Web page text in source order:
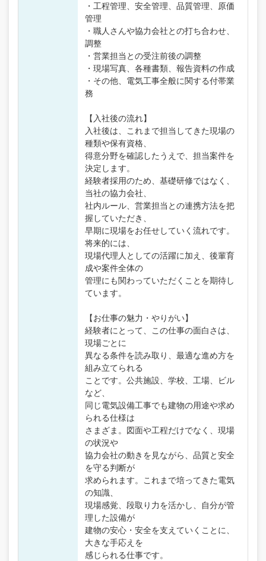
・工程管理、安全管理、品質管理、原価
管理
・職人さんや協力会社との打ち合わせ、
調整
・営業担当との受注前後の調整
・現場写真、各種書類、報告資料の作成
・その他、電気工事全般に関する付帯業
務
【入社後の流れ】
入社後は、これまで担当してきた現場の
種類や保有資格、
得意分野を確認したうえで、担当案件を
決定します。
経験者採用のため、基礎研修ではなく、
当社の協力会社、
社内ルール、営業担当との連携方法を把
握していただき、
早期に現場をお任せしていく流れです。
将来的には、
現場代理人としての活躍に加え、後輩育
成や案件全体の
管理にも関わっていただくことを期待し
ています。
【お仕事の魅力・やりがい】
経験者にとって、この仕事の面白さは、
現場ごとに
異なる条件を読み取り、最適な進め方を
組み立てられる
ことです。公共施設、学校、工場、ビル
など、
同じ電気設備工事でも建物の用途や求め
られる仕様は
さまざま。図面や工程だけでなく、現場
の状況や
協力会社の動きを見ながら、品質と安全
を守る判断が
求められます。これまで培ってきた電気
の知識、
現場感覚、段取り力を活かし、自分が管
理した設備が
建物の安心・安全を支えていくことに、
大きな手応えを
感じられる仕事です。